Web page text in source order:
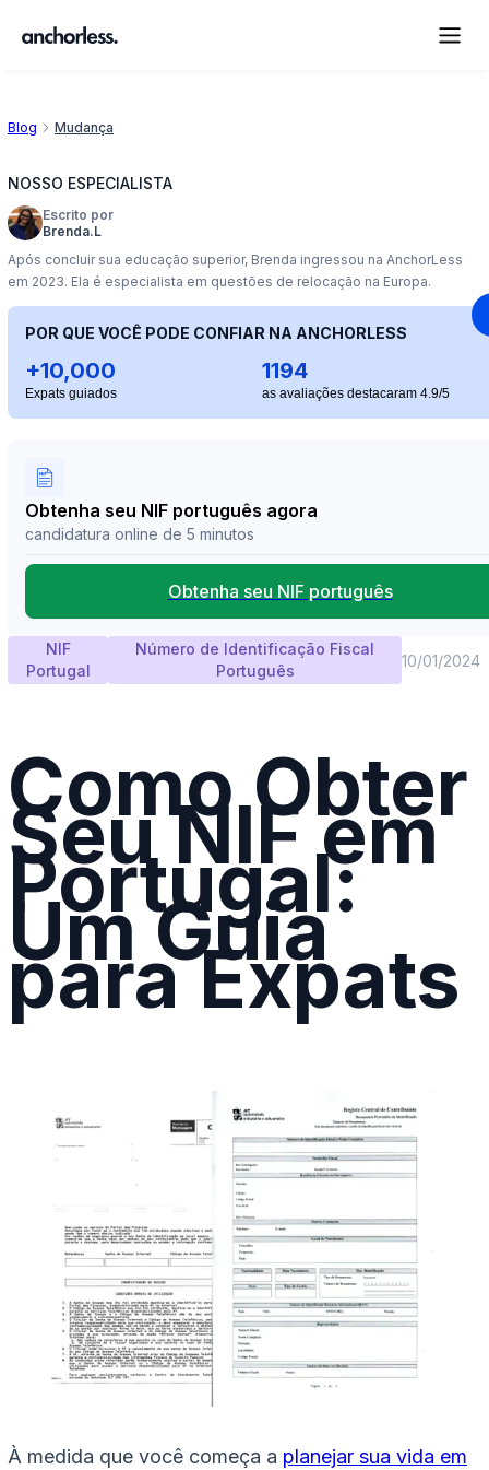
Blog Mudança
NOSSO ESPECIALISTA
Escrito por
Brenda.L
Após concluir sua educação superior, Brenda ingressou na AnchorLess
em 2023. Ela é especialista em questões de relocação na Europa.
POR QUE VOCÊ PODE CONFIAR NA ANCHORLESS
+10,000
Expats guiados
1194
as avaliações destacaram 4.9/5
Obtenha seu NIF português agora
candidatura online de 5 minutos
Obtenha seu NIF português
NIF
Portugal
Número de Identificação Fiscal
Português
10/01/2024
Como Obter
Seu NIF em
Portugal:
Um Guia
para Expats
À medida que você começa a planejar sua vida em